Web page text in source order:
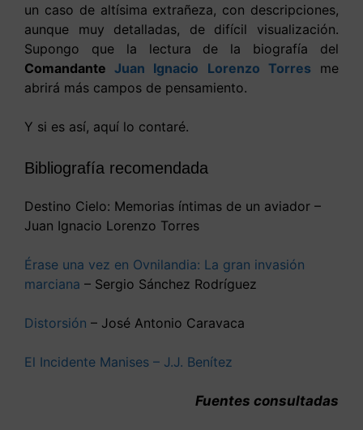
un caso de altísima extrañeza, con descripciones,
aunque muy detalladas, de difícil visualización.
Supongo que la lectura de la biografía del
ComandanteJuan Ignacio Lorenzo Torres me
abrirá más campos de pensamiento.
Y si es así, aquí lo contaré.
Bibliografía recomendada
Destino Cielo: Memorias íntimas de un aviador –
Juan Ignacio Lorenzo Torres
Érase una vez en Ovnilandia: La gran invasión
marciana – Sergio Sánchez Rodríguez
Distorsión – José Antonio Caravaca
El Incidente Manises – J.J. Benítez
Fuentes consultadas